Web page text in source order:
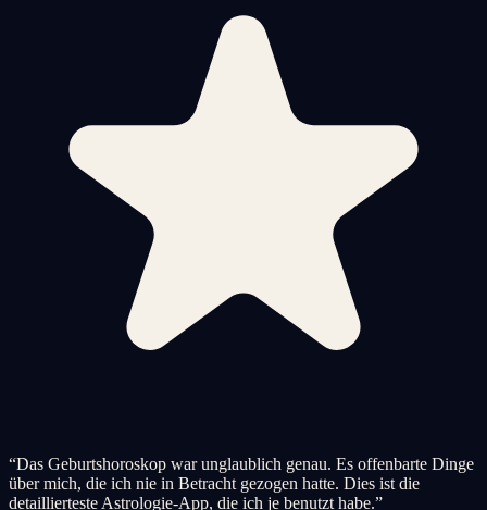
“Das Geburtshoroskop war unglaublich genau. Es offenbarte Dinge
über mich, die ich nie in Betracht gezogen hatte. Dies ist die
detaillierteste Astrologie-App, die ich je benutzt habe.”